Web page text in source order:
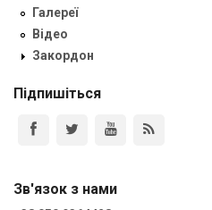
Галереї
Відео
Закордон
Підпишіться
Зв'язок з нами